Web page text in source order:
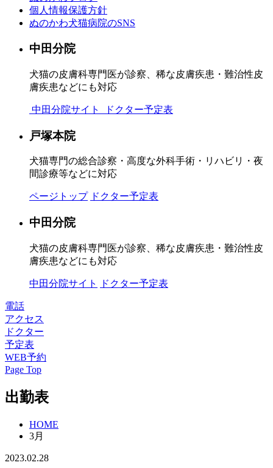
個人情報保護方針
ぬのかわ犬猫病院のSNS
中田分院
犬猫の皮膚科専門医が診察、稀な皮膚疾患・難治性皮
膚疾患などにも対応
中田分院サイト ドクター予定表
戸塚本院
犬猫専門の総合診察・高度な外科手術・リハビリ・夜
間診療等などに対応
ページトップ ドクター予定表
中田分院
犬猫の皮膚科専門医が診察、稀な皮膚疾患・難治性皮
膚疾患などにも対応
中田分院サイト ドクター予定表
電話
アクセス
ドクター
予定表
WEB予約
Page Top
出勤表
HOME
3月
2023.02.28